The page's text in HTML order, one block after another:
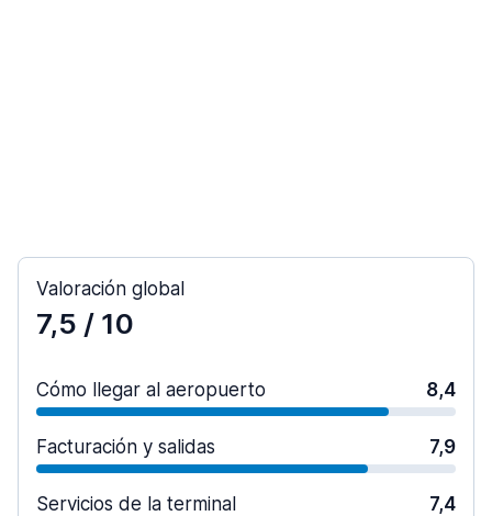
Valoración global
7,5 / 10
Cómo llegar al aeropuerto 8,4
Facturación y salidas 7,9
Servicios de la terminal 7,4